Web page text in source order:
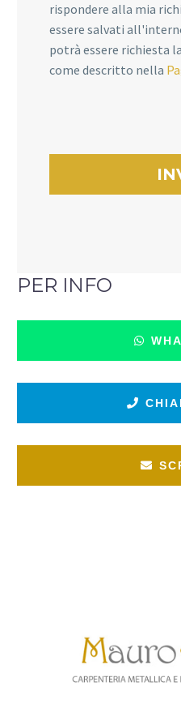
rispondere alla mia
essere salvati
potrà essere richiesta
come descritto nella
PER INFO